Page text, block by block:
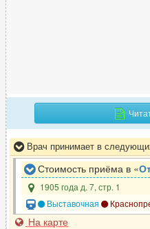
Врач принимает в
Стоимость приёма в «
1905 года д. 7, стр. 1
Выставочная
На карте